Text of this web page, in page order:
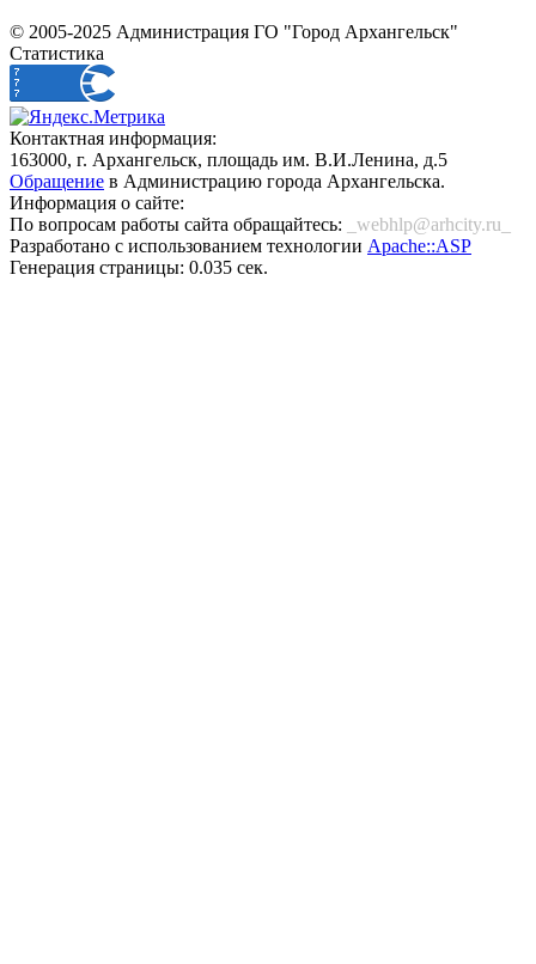
© 2005-2025 Администрация ГО "Город Архангельск"
Статистика
Контактная информация:
163000, г. Архангельск, площадь им. В.И.Ленина, д.5
Обращение в Администрацию города Архангельска.
Информация о сайте:
По вопросам работы сайта обращайтесь:
_webhlp@arhcity.ru_
Разработано с использованием технологии Apache::ASP
Генерация страницы: 0.035 сек.